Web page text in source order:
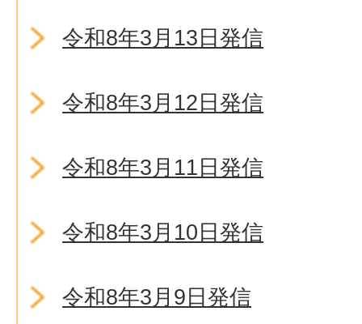
令和8年3月13日発信
令和8年3月12日発信
令和8年3月11日発信
令和8年3月10日発信
令和8年3月9日発信